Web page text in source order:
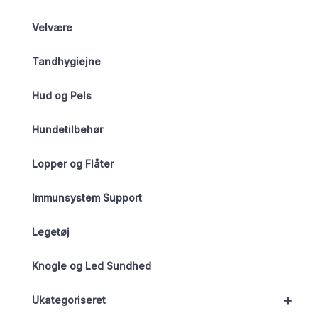
Velvære
Tandhygiejne
Hud og Pels
Hundetilbehør
Lopper og Flåter
Immunsystem Support
Legetøj
Knogle og Led Sundhed
+
Ukategoriseret